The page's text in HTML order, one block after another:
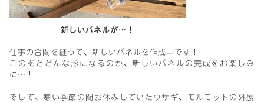
新しいパネルが…！
仕事の合間を縫って、新しいパネルを作成中です！
このあとどんな形になるのか、新しいパネルの完成をお楽しみ
に…！
そして、寒い季節の間お休みしていたウサギ、モルモットの外展